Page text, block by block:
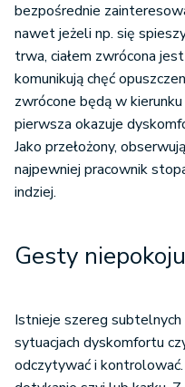
bezpośrednie
nawet jeżeli np. się
trwa, ciałem zwrócona
komunikują chęć
zwrócone będą w
pierwsza okazuje
Jako przełożony,
najpewniej pracownik
indziej.
Gesty niepokoju
Istnieje szereg
sytuacjach dyskomfortu
odczytywać i